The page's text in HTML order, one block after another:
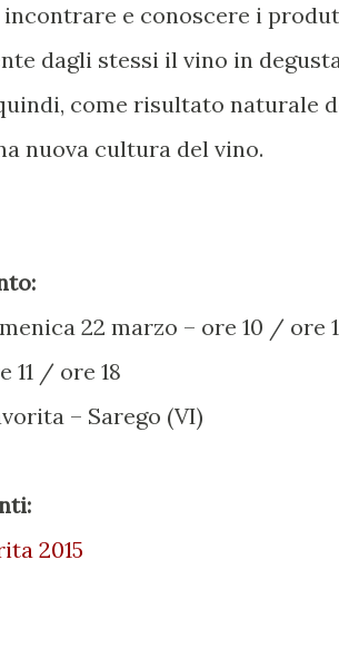
e conoscere i
dagli stessi il vino in
come risultato naturale
nuova cultura del vino.
22 marzo – ore 10 / ore
11 / ore 18
– Sarego (VI)
2015